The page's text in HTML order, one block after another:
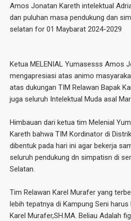
Amos Jonatan Kareth intelektual
dan puluhan masa pendukung dan
selatan for 01 Maybarat 2024-2029
Ketua MELENIAL Yumasesss Amos
mengapresiasi atas animo
atas dukungan TIM Relawan Bapak
juga seluruh Intelektual Muda asal
Himbauan dari ketua tim Melenial
Kareth bahwa TIM Kordinator di
dibentuk pada hari ini agar bekerja
seluruh pendukung dn simpatisn di
Selatan.
Tim Relawan Karel Murafer yang
lebih tepatnya di Kampung Seni
Karel Murafer,SH.MA. Beliau Adalah